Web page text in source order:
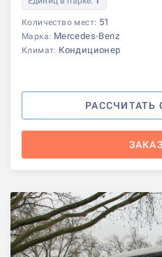
Количество мест: 51
Марка: Mercedes-Benz
Климат: Кондиционер
РАССЧИТАТЬ